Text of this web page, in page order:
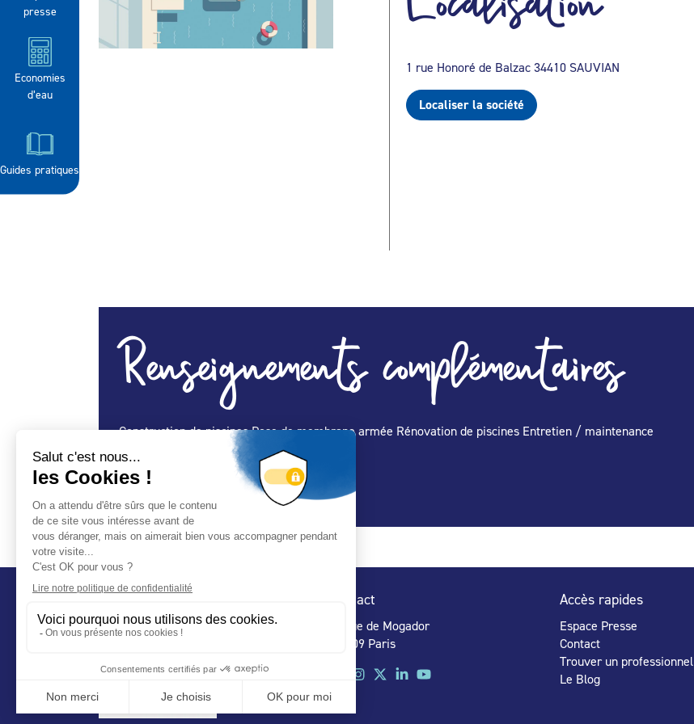
presse
Economies
d’eau
Guides pratiques
1 rue Honoré de Balzac 34410 SAUVIAN
Localiser la société
Renseignements complémentaires
Construction de piscines Pose de membrane armée Rénovation de piscines Entretien / maintenance
Spécialité Construction :
Oui
Spécialité Spa : Oui
Contact
32 rue de Mogador
75 009 Paris
Accès rapides
Espace Presse
Contact
Trouver un professionnel
Le Blog